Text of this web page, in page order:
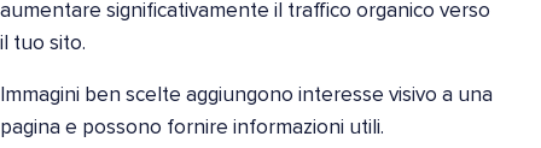
aumentare significativamente il traffico organico verso
il tuo sito.
Immagini ben scelte aggiungono interesse visivo a una
pagina e possono fornire informazioni utili.